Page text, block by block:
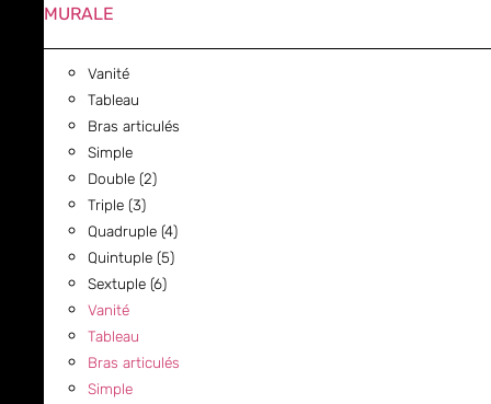
MURALE
Vanité
Tableau
Bras articulés
Simple
Double (2)
Triple (3)
Quadruple (4)
Quintuple (5)
Sextuple (6)
Vanité
Tableau
Bras articulés
Simple